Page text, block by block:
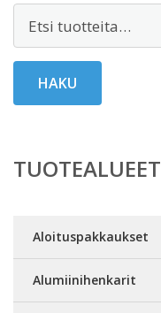
HAKU
TUOTEALUEET
Aloituspakkaukset
Alumiinihenkarit